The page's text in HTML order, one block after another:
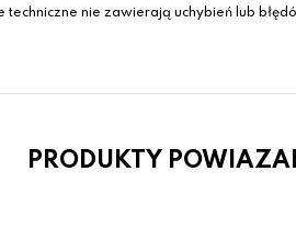
nie zawierają uchybień lub
PRODUKTY